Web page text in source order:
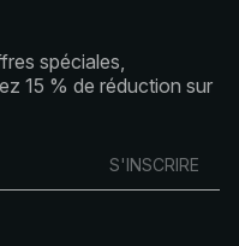
spéciales,
15 % de réduction sur
S'INSCRIRE